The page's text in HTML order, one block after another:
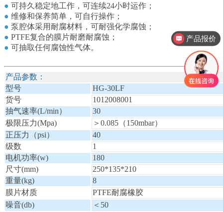
● 可持久稳定地工作，可连续24小时运作；
● 维修和保养简单，可自行操作；
● 泵腔体采用耐腐材料，可耐强化学腐蚀；
● PTFE复合的膜片耐磨耐腐蚀；
● 可抽取任何腐蚀性气体。
产品参数：
型号
HG-30LF
货号
1012008001
抽气速率(L/min）
30
极限压力(Mpa)
＞0.085（150mbar）
正压力（psi）
40
级数
1
电机功率(w)
180
尺寸(mm)
250*135*210
重量(kg)
8
膜片材质
PTFE耐腐橡胶
噪音(db)
＜50
产品报价